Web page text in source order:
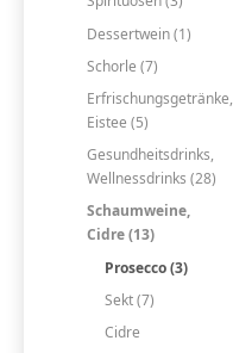
Dessertwein (1)
Schorle (7)
Erfrischungsgetränke,
Eistee (5)
Gesundheitsdrinks,
Wellnessdrinks (28)
Schaumweine,
Cidre (13)
Prosecco (3)
Sekt (7)
Cidre